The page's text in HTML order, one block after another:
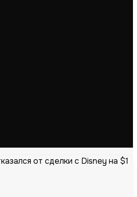
от сделки с Disney на $1